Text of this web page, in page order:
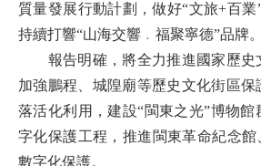
質量發展行動計劃，做好“文旅+百業
持續打響“山海交響﹒福聚寧德”品牌。
報告明確，將全力推進國家歷史
加強鵬程、城隍廟等歷史文化街區
落活化利用，建設“閩東之光”博物
字化保護工程，推進閩東革命紀念館
數字化保護。